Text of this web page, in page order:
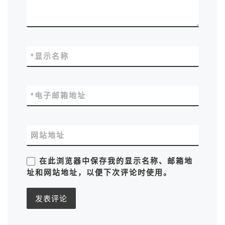
显示名称
*
电子邮箱地址
*
网站地址
在此浏览器中保存我的显示名称、邮箱地
址和网站地址，以便下次评论时使用。